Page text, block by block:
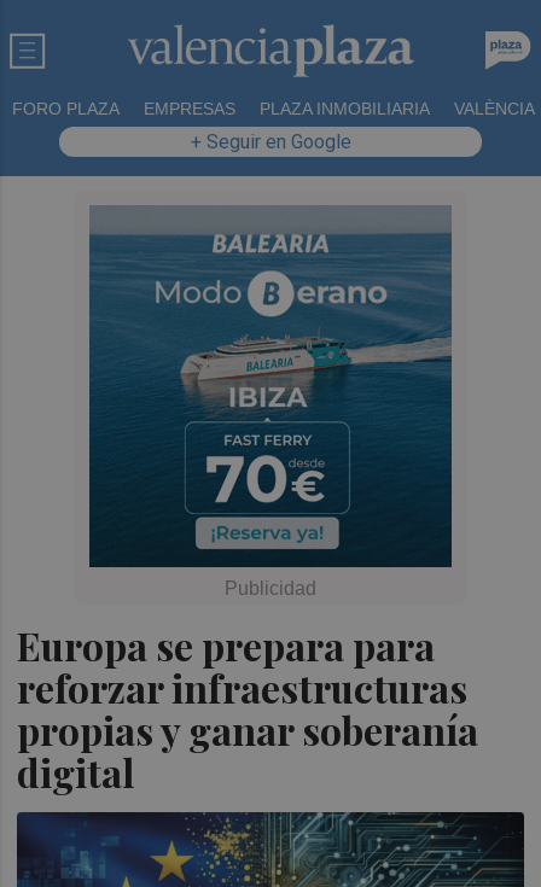
FORO PLAZA EMPRESAS PLAZA INMOBILIARIA VALÈNCIA
+ Seguir en Google
Europa se prepara para
reforzar infraestructuras
propias y ganar soberanía
digital